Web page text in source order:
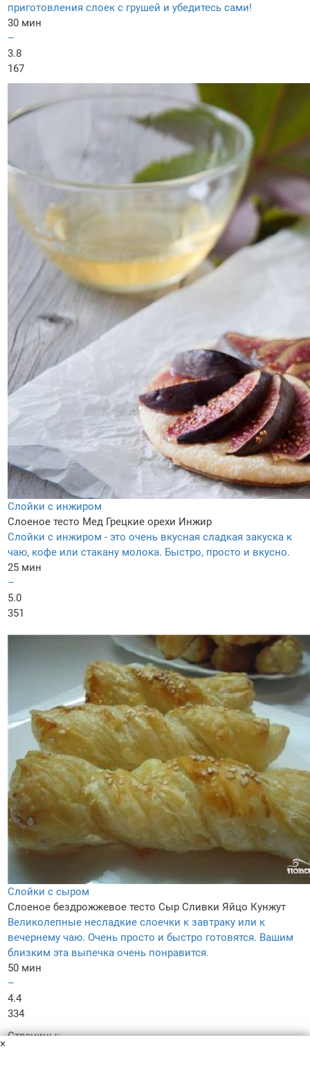
приготовления слоек с грушей и убедитесь сами!
30 мин
–
3.8
167
Слойки с инжиром
Слоеное тесто Мед Грецкие орехи Инжир
Слойки с инжиром - это очень вкусная сладкая закуска к
чаю, кофе или стакану молока. Быстро, просто и вкусно.
25 мин
–
5.0
351
Слойки с сыром
Слоеное бездрожжевое тесто Сыр Сливки Яйцо Кунжут
Великолепные несладкие слоечки к завтраку или к
вечернему чаю. Очень просто и быстро готовятся. Вашим
близким эта выпечка очень понравится.
50 мин
–
4.4
334
Страницы:
×